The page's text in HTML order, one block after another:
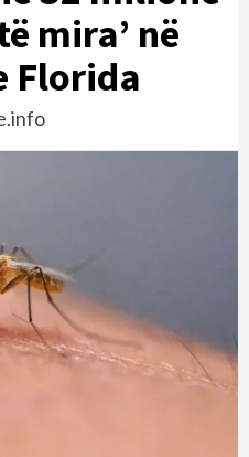
mira’ në
Florida